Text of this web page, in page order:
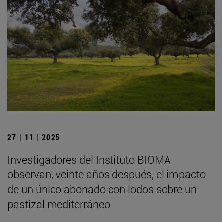
27 | 11 | 2025
Investigadores del Instituto BIOMA
observan, veinte años después, el impacto
de un único abonado con lodos sobre un
pastizal mediterráneo